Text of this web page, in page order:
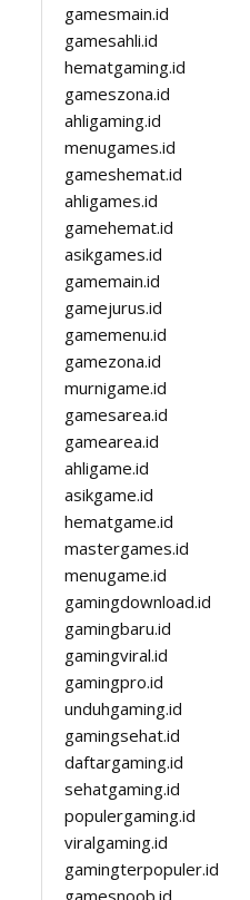
gamesmain.id
gamesahli.id
hematgaming.id
gameszona.id
ahligaming.id
menugames.id
gameshemat.id
ahligames.id
gamehemat.id
asikgames.id
gamemain.id
gamejurus.id
gamemenu.id
gamezona.id
murnigame.id
gamesarea.id
gamearea.id
ahligame.id
asikgame.id
hematgame.id
mastergames.id
menugame.id
gamingdownload.id
gamingbaru.id
gamingviral.id
gamingpro.id
unduhgaming.id
gamingsehat.id
daftargaming.id
sehatgaming.id
populergaming.id
viralgaming.id
gamingterpopuler.id